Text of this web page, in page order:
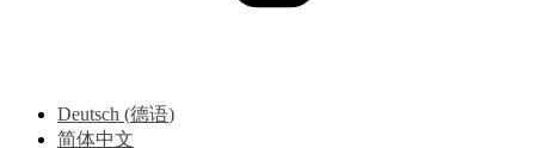
Deutsch (德语)
简体中文